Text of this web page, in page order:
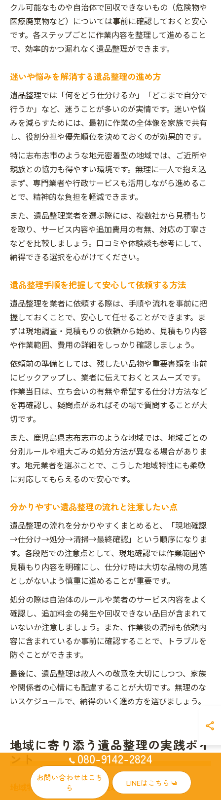
クル可能なものや自治体で回収できないもの（危険物や
医療廃棄物など）については事前に確認しておくと安心
です。各ステップごとに作業内容を整理して進めること
で、効率的かつ漏れなく遺品整理ができます。
迷いや悩みを解消する遺品整理の進め方
遺品整理では「何をどう仕分けるか」「どこまで自分で
行うか」など、迷うことが多いのが実情です。迷いや悩
みを減らすためには、最初に作業の全体像を家族で共有
し、役割分担や優先順位を決めておくのが効果的です。
特に志布志市のような地元密着型の地域では、ご近所や
親族との協力も得やすい環境です。無理に一人で抱え込
まず、専門業者や行政サービスも活用しながら進めるこ
とで、精神的な負担を軽減できます。
また、遺品整理業者を選ぶ際には、複数社から見積もり
を取り、サービス内容や追加費用の有無、対応の丁寧さ
などを比較しましょう。口コミや体験談も参考にして、
納得できる選択を心がけてください。
遺品整理手順を把握して安心して依頼する方法
遺品整理を業者に依頼する際は、手順や流れを事前に把
握しておくことで、安心して任せることができます。ま
ずは現地調査・見積もりの依頼から始め、見積もり内容
や作業範囲、費用の詳細をしっかり確認しましょう。
依頼前の準備としては、残したい品物や重要書類を事前
にピックアップし、業者に伝えておくとスムーズです。
作業当日は、立ち会いの有無や希望する仕分け方法など
を再確認し、疑問点があればその場で質問することが大
切です。
また、鹿児島県志布志市のような地域では、地域ごとの
分別ルールや粗大ごみの処分方法が異なる場合がありま
す。地元業者を選ぶことで、こうした地域特性にも柔軟
に対応してもらえるので安心です。
分かりやすい遺品整理の流れと注意したい点
遺品整理の流れを分かりやすくまとめると、「現地確認
→仕分け→処分→清掃→最終確認」という順序になりま
す。各段階での注意点として、現地確認では作業範囲や
見積もり内容を明確にし、仕分け時は大切な品物の見落
としがないよう慎重に進めることが重要です。
処分の際は自治体のルールや業者のサービス内容をよく
確認し、追加料金の発生や回収できない品目が含まれて
いないか注意しましょう。また、作業後の清掃も依頼内
容に含まれているか事前に確認することで、トラブルを
防ぐことができます。
最後に、遺品整理は故人への敬意を大切にしつつ、家族
や関係者の心情にも配慮することが大切です。無理のな
いスケジュールで、納得のいく進め方を選びましょう。
地域に寄り添う遺品整理の実践ポイ
地域特性を活かした遺品整理の工夫と配慮
080-9142-2824
お問い合わせはこち
ら
LINEはこちら